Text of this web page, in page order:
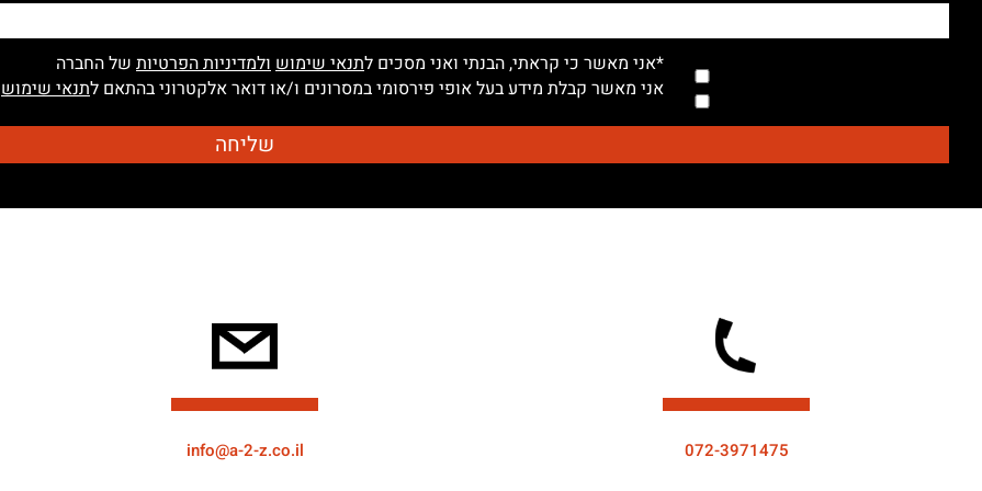
*אני מאשר כי קראתי, הבנתי ואני מסכים לתנאי שימושולמדיניות הפרטיות של החברה
אני מאשר קבלת מידע בעל אופי פירסומי במסרונים ו/או דואר אלקטרוני בהתאם לתנאי שימוש
072-3971475
info@a-2-z.co.il